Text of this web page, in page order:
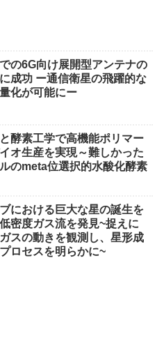
の6G向け展開型アンテナの
成功 ー通信衛星の飛躍的な
化が可能にー
酵素工学で高機能ポリマー
オ生産を実現～難しかった
のmeta位選択的水酸化酵素
における巨大な星の誕生を
密度ガス流を発見~捉えに
スの動きを観測し、星形成
ロセスを明らかに~